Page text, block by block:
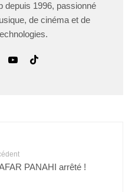
depuis 1996, passionné
de cinéma et de
PANAHI arrêté !